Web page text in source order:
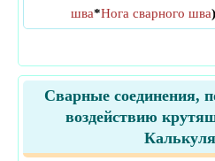
шва*Нога сварного шва)
Сварные соединения,
воздействию